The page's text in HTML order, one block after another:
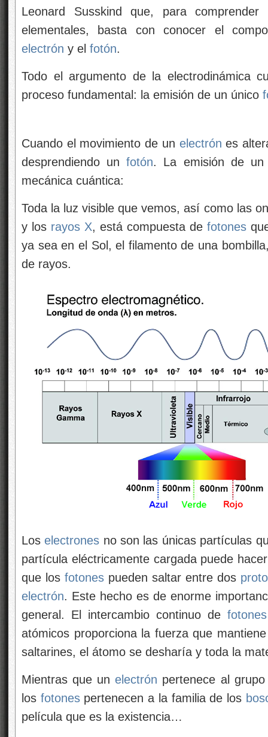
Leonard Susskind que, para
elementales, basta con conocer el
electrón y el fotón.
Todo el argumento de la electrodinámica
proceso fundamental: la emisión de un único
Cuando el movimiento de un electrón es
desprendiendo unfotón. La emisión de
mecánica cuántica:
Toda la luz visible que vemos, así como las
y los rayos X, está compuesta de fotones
ya sea en el Sol, el filamento de una
de rayos.
Loselectrones no son las únicas partículas
partícula eléctricamente cargada puede
que los fotonespueden saltar entre dos
electrón. Este hecho es de enorme
general. El intercambio continuo de fotones
atómicos proporciona la fuerza que
saltarines, el átomo se desharía y toda la
Mientras que unelectrón pertenece al
los fotonespertenecen a la familia de los
película que es la existencia…